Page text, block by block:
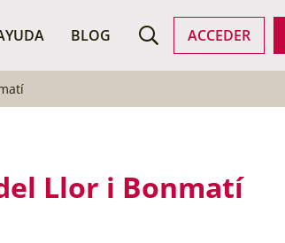
BLOG ACCEDER
PROFESIONALES
Llor i Bonmatí